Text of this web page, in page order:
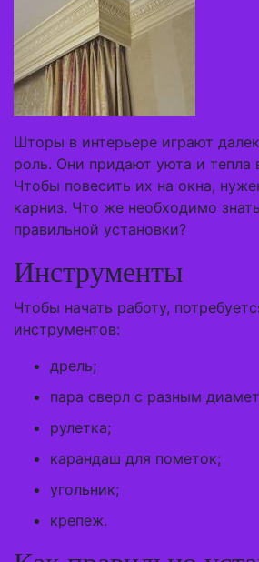
Шторы в интерьере играют
роль. Они придают уюта и
Чтобы повесить их на окна,
карниз. Что же необходимо
правильной установки?
Инструменты
Чтобы начать работу,
инструментов:
дрель;
пара сверл с разным
рулетка;
карандаш для пометок;
угольник;
крепеж.